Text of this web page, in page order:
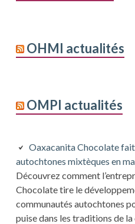
OHMI actualités
OMPI actualités
Oaxacanita Chocolate
autochtones mixtèques en
Découvrez comment
Chocolate tire le
communautés autochtones
puise dans les traditions de